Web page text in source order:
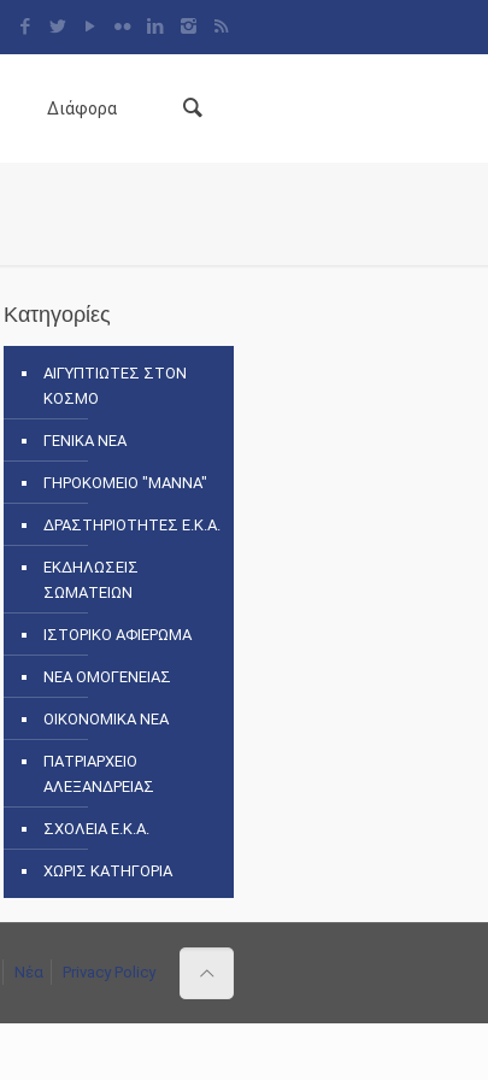
Διάφορα
Κατηγορίες
ΑΙΓΥΠΤΙΩΤΕΣ ΣΤΟΝ
ΚΟΣΜΟ
ΓΕΝΙΚΑ ΝΕΑ
ΓΗΡΟΚΟΜΕΙΟ "ΜΑΝΝΑ"
ΔΡΑΣΤΗΡΙΟΤΗΤΕΣ Ε.Κ.Α.
ΕΚΔΗΛΩΣΕΙΣ
ΣΩΜΑΤΕΙΩΝ
ΙΣΤΟΡΙΚΟ ΑΦΙΕΡΩΜΑ
ΝΕΑ ΟΜΟΓΕΝΕΙΑΣ
ΟΙΚΟΝΟΜΙΚΑ ΝΕΑ
ΠΑΤΡΙΑΡΧΕΙΟ
ΑΛΕΞΑΝΔΡΕΙΑΣ
ΣΧΟΛΕΙΑ Ε.Κ.Α.
ΧΩΡΙΣ ΚΑΤΗΓΟΡΙΑ
Νέα Privacy Policy